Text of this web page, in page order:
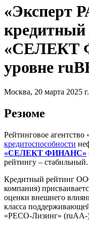
«Эксперт
«СЕЛЕКТ
уровне
Москва, 20 марта 2025 г.
Резюме
Рейтинговое
кредитоспособности
«СЕЛЕКТ ФИНАНС»
рейтингу – стабильный.
Кредитный рейтинг
компания)
оценки внешнего
класса
«РЕСО-Лизинг» (ruAA-